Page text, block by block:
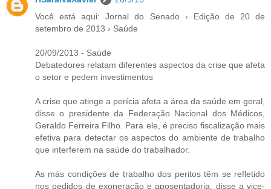
Você está aqui: Jornal do Senado › Edição de 20 de
setembro de 2013 › Saúde
20/09/2013 - Saúde
Debatedores relatam diferentes aspectos da crise que afeta
o setor e pedem investimentos
A crise que atinge a perícia afeta a área da saúde em geral,
disse o presidente da Federação Nacional dos Médicos,
Geraldo Ferreira Filho. Para ele, é preciso fiscalização mais
efetiva para detectar os aspectos do ambiente de trabalho
que interferem na saúde do trabalhador.
As más condições de trabalho dos peritos têm se refletido
nos pedidos de exoneração e aposentadoria, disse a vice-